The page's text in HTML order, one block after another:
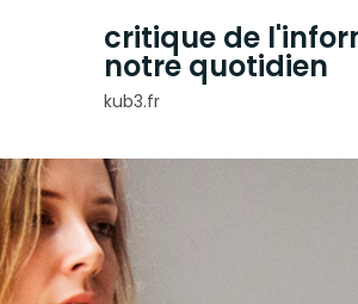
critique de
notre quotidien
kub3.fr